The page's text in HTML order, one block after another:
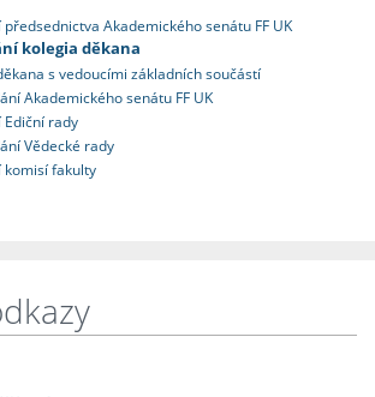
Akademického senátu FF UK
kolegia děkana
s vedoucími základních součástí
Akademického senátu FF UK
Ediční rady
Vědecké rady
komisí fakulty